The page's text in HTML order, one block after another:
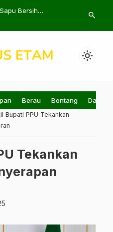
Bersih
Presiden
search
light_mode
Berau Bontang Daerah
Bupati PPU Tekankan
Tekankan